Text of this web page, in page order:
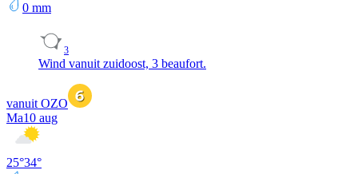
0 mm
3
Wind vanuit zuidoost, 3 beaufort.
vanuit OZO
Ma10 aug
25°34°